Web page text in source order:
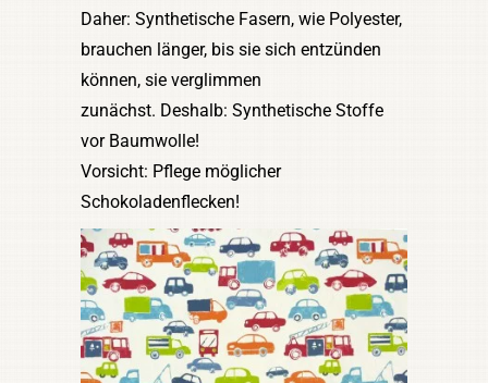
Daher: Synthetische Fasern, wie Polyester,
brauchen länger, bis sie sich entzünden
können, sie verglimmen
zunächst. Deshalb: Synthetische Stoffe
vor Baumwolle!
Vorsicht: Pflege möglicher
Schokoladenflecken!